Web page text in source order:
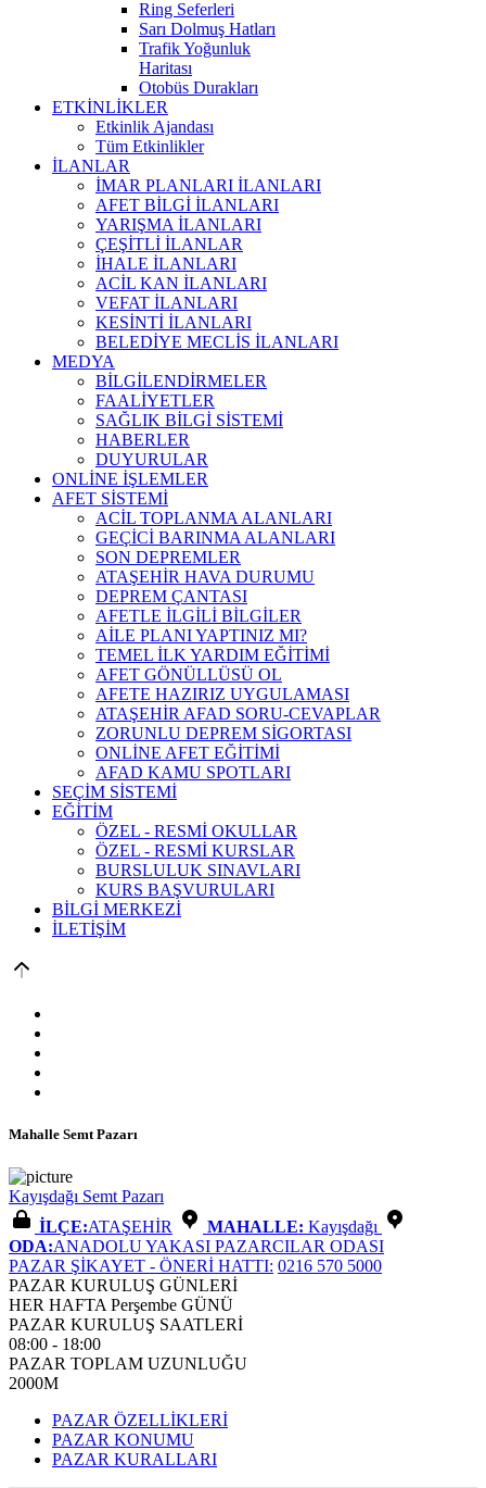
Ring Seferleri
Sarı Dolmuş Hatları
Trafik Yoğunluk
Haritası
Otobüs Durakları
ETKİNLİKLER
Etkinlik Ajandası
Tüm Etkinlikler
İLANLAR
İMAR PLANLARI İLANLARI
AFET BİLGİ İLANLARI
YARIŞMA İLANLARI
ÇEŞİTLİ İLANLAR
İHALE İLANLARI
ACİL KAN İLANLARI
VEFAT İLANLARI
KESİNTİ İLANLARI
BELEDİYE MECLİS İLANLARI
MEDYA
BİLGİLENDİRMELER
FAALİYETLER
SAĞLIK BİLGİ SİSTEMİ
HABERLER
DUYURULAR
ONLİNE İŞLEMLER
AFET SİSTEMİ
ACİL TOPLANMA ALANLARI
GEÇİCİ BARINMA ALANLARI
SON DEPREMLER
ATAŞEHİR HAVA DURUMU
DEPREM ÇANTASI
AFETLE İLGİLİ BİLGİLER
AİLE PLANI YAPTINIZ MI?
TEMEL İLK YARDIM EĞİTİMİ
AFET GÖNÜLLÜSÜ OL
AFETE HAZIRIZ UYGULAMASI
ATAŞEHİR AFAD SORU-CEVAPLAR
ZORUNLU DEPREM SİGORTASI
ONLİNE AFET EĞİTİMİ
AFAD KAMU SPOTLARI
SEÇİM SİSTEMİ
EĞİTİM
ÖZEL - RESMİ OKULLAR
ÖZEL - RESMİ KURSLAR
BURSLULUK SINAVLARI
KURS BAŞVURULARI
BİLGİ MERKEZİ
İLETİŞİM
Mahalle Semt Pazarı
Kayışdağı Semt Pazarı
İLÇE:ATAŞEHİR MAHALLE: Kayışdağı
ODA:ANADOLU YAKASI PAZARCILAR ODASI
PAZAR ŞİKAYET - ÖNERİ HATTI: 0216 570 5000
PAZAR KURULUŞ GÜNLERİ
HER HAFTA Perşembe GÜNÜ
PAZAR KURULUŞ SAATLERİ
08:00 - 18:00
PAZAR TOPLAM UZUNLUĞU
2000M
PAZAR ÖZELLİKLERİ
PAZAR KONUMU
PAZAR KURALLARI